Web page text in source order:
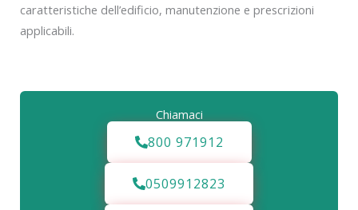
caratteristiche dell’edificio, manutenzione e prescrizioni
applicabili.
Chiamaci
800 971912
0509912823